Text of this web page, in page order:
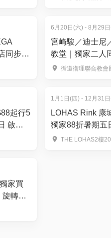
同步登
6月20日(六) - 8月29
宮崎駿／迪士尼
教堂｜獨家二人
日｜ 循道衞理聯
循道衞理聯合教會
起行5
啟德
1月1日(四) - 12月31
LOHAS Rink 康
獨家88折暑期五
THE LOHAS2樓
家買
轉木